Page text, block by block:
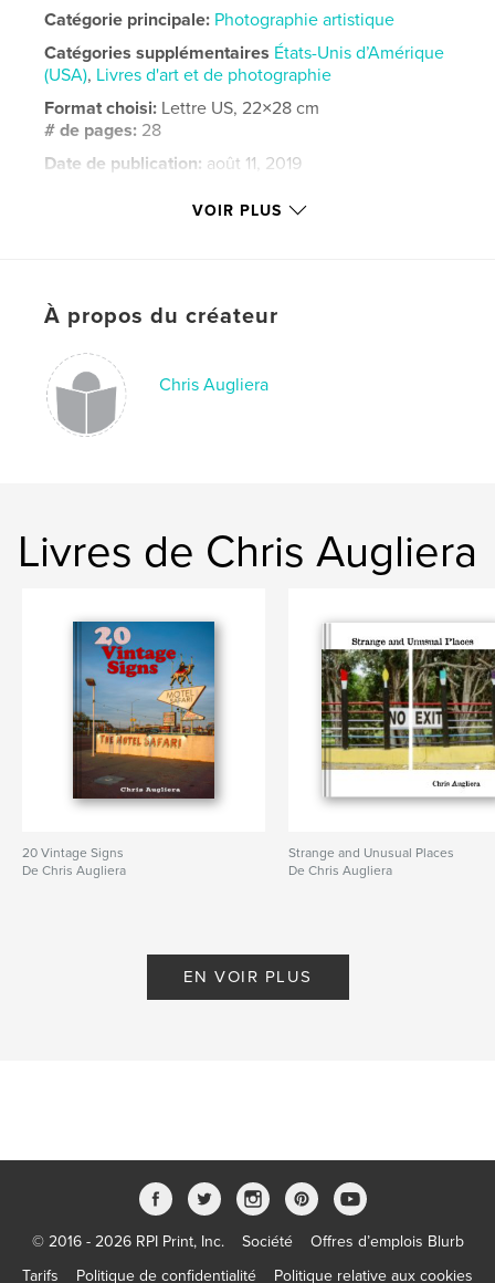
Catégorie principale: Photographie artistique
Catégories supplémentaires États-Unis d’Amérique
(USA), Livres d'art et de photographie
Format choisi: Lettre US, 22×28 cm
# de pages: 28
Date de publication: août 11, 2019
VOIR PLUS
À propos du créateur
Chris Augliera
Livres de Chris Augliera
20 Vintage Signs
De Chris Augliera
Strange and Unusual Places
De Chris Augliera
EN VOIR PLUS
© 2016 - 2026 RPI Print, Inc. Société
Offres d’emplois Blurb
Tarifs
Politique de confidentialité Politique relative aux cookies